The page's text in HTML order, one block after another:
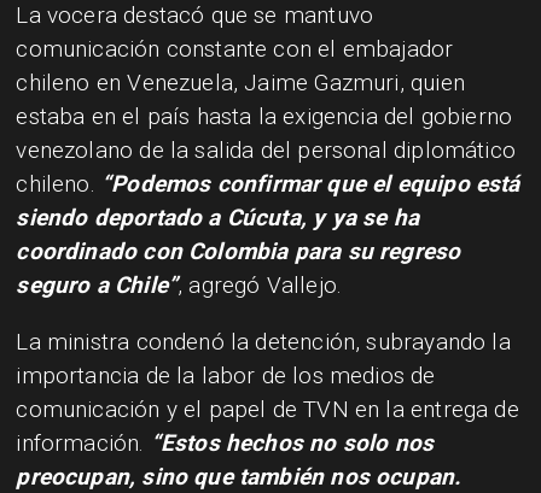
La vocera destacó que se mantuvo
comunicación constante con el embajador
chileno en Venezuela, Jaime Gazmuri, quien
estaba en el país hasta la exigencia del gobierno
venezolano de la salida del personal diplomático
chileno. “Podemos confirmar que el equipo está
siendo deportado a Cúcuta, y ya se ha
coordinado con Colombia para su regreso
seguro a Chile”, agregó Vallejo.
La ministra condenó la detención, subrayando la
importancia de la labor de los medios de
comunicación y el papel de TVN en la entrega de
información. “Estos hechos no solo nos
preocupan, sino que también nos ocupan.